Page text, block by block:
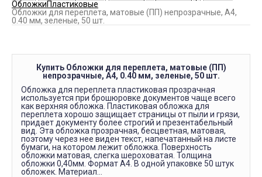
ОбложкиПластиковые
Обложки для переплета, матовые (ПП) непрозрачные, A4,
0.40 мм, зеленые, 50 шт.
Купить Обложки для переплета, матовые (ПП)
непрозрачные, A4, 0.40 мм, зеленые, 50 шт.
Обложка для переплета пластиковая прозрачная
используется при брошюровке документов чаще всего
как верхняя обложка. Пластиковая обложка для
переплета хорошо защищает страницы от пыли и грязи,
придает документу более строгий и презентабельный
вид. Эта обложка прозрачная, бесцветная, матовая,
поэтому через нее виден текст, напечатанный на листе
бумаги, на котором лежит обложка. Поверхность
обложки матовая, слегка шероховатая. Толщина
обложки 0,40мм. Формат А4. В одной упаковке 50 штук
обложек. Материал...